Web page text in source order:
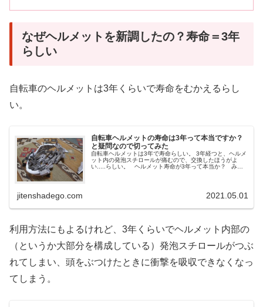
なぜヘルメットを新調したの？寿命＝3年
らしい
自転車のヘルメットは3年くらいで寿命をむかえるらし
い。
自転車ヘルメットの寿命は3年って本当ですか？
と疑問なので切ってみた
自転車ヘルメットは3年で寿命らしい。 3年経つと、ヘルメ
ット内の発泡スチロールが痛むので、交換したほうがよ
い.....らしい。 ヘルメット寿命が3年って本当か？ みな
jitenshadego.com 2021.05.01
利用方法にもよるけれど、3年くらいでヘルメット内部の
（というか大部分を構成している）発泡スチロールがつぶ
れてしまい、頭をぶつけたときに衝撃を吸収できなくなっ
てしまう。